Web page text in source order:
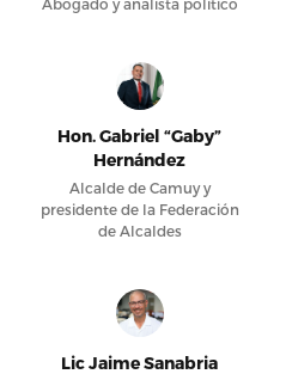
Abogado y analista político
Hon. Gabriel “Gaby”
Hernández
Alcalde de Camuy y
presidente de la Federación
de Alcaldes
Lic Jaime Sanabria